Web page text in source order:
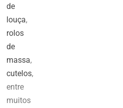
de
louça,
rolos
de
massa,
cutelos,
entre
muitos